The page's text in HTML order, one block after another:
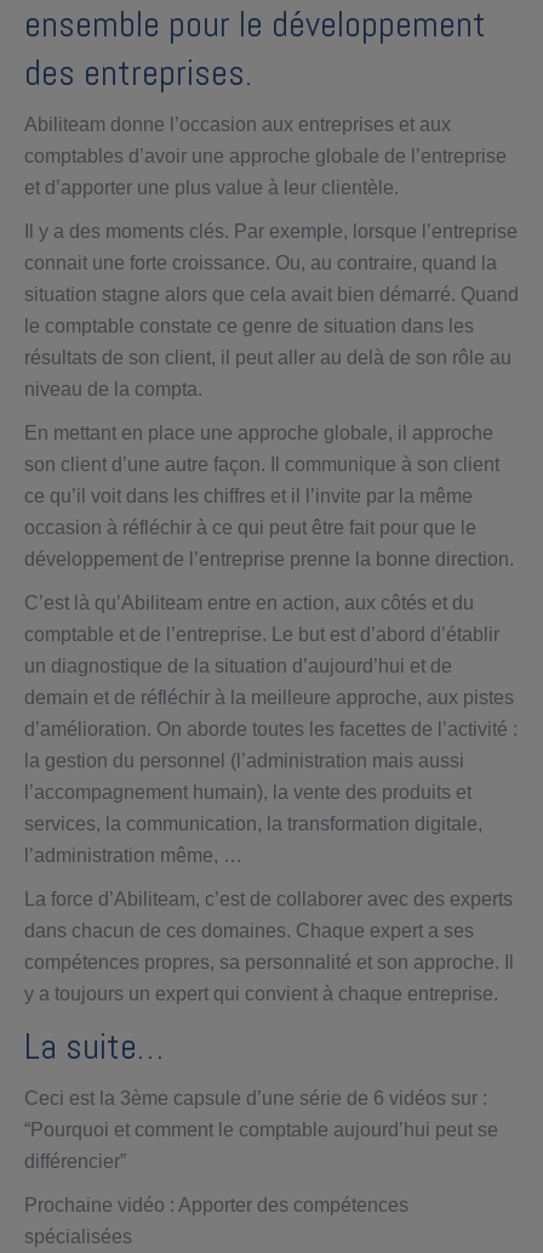
ensemble pour le développement
des entreprises.
Abiliteam donne l’occasion aux entreprises et aux
comptables d’avoir une approche globale de l’entreprise
et d’apporter une plus value à leur clientèle.
Il y a des moments clés. Par exemple, lorsque l’entreprise
connait une forte croissance. Ou, au contraire, quand la
situation stagne alors que cela avait bien démarré. Quand
le comptable constate ce genre de situation dans les
résultats de son client, il peut aller au delà de son rôle au
niveau de la compta.
En mettant en place une approche globale, il approche
son client d’une autre façon. Il communique à son client
ce qu’il voit dans les chiffres et il l’invite par la même
occasion à réfléchir à ce qui peut être fait pour que le
développement de l’entreprise prenne la bonne direction.
C’est là qu’Abiliteam entre en action, aux côtés et du
comptable et de l’entreprise. Le but est d’abord d’établir
un diagnostique de la situation d’aujourd’hui et de
demain et de réfléchir à la meilleure approche, aux pistes
d’amélioration. On aborde toutes les facettes de l’activité :
la gestion du personnel (l’administration mais aussi
l’accompagnement humain), la vente des produits et
services, la communication, la transformation digitale,
l’administration même, …
La force d’Abiliteam, c’est de collaborer avec des experts
dans chacun de ces domaines. Chaque expert a ses
compétences propres, sa personnalité et son approche. Il
y a toujours un expert qui convient à chaque entreprise.
La suite…
Ceci est la 3ème capsule d’une série de 6 vidéos sur :
“Pourquoi et comment le comptable aujourd’hui peut se
différencier”
Prochaine vidéo : Apporter des compétences
spécialisées